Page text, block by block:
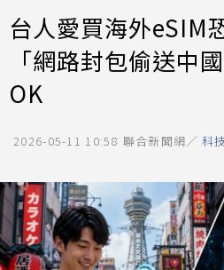
台人愛買海外eSIM
「網路封包偷送中
OK
2026-05-11 10:58 聯合新聞網／ 科